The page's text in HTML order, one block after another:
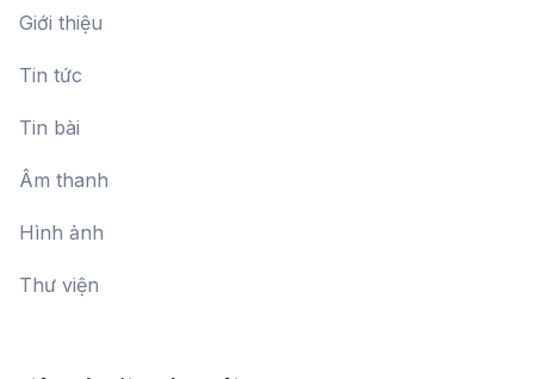
Giới thiệu
Tin tức
Tin bài
Âm thanh
Hình ảnh
Thư viện